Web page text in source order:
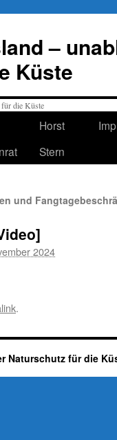
–
Küste
Horst
Stern
und
2024
.
Naturschutz für die